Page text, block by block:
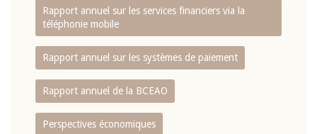
Rapport annuel sur les services financiers via la
téléphonie mobile
Rapport annuel sur les systèmes de paiement
Rapport annuel de la BCEAO
Perspectives économiques